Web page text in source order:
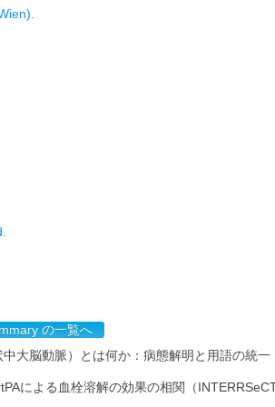
の一覧へ
大脳動脈）とは何か：病態解明と用語の統一
による血栓溶解の効果の相関（